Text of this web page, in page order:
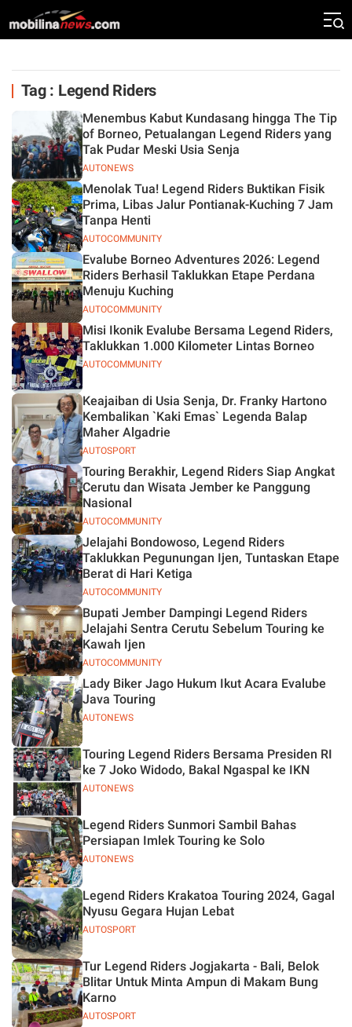
Tag : Legend Riders
AUTONEWS
Menembus Kabut Kundasang hingga The Tip
of Borneo, Petualangan Legend Riders yang
Tak Pudar Meski Usia Senja
AUTOCOMMUNITY
Menolak Tua! Legend Riders Buktikan Fisik
Prima, Libas Jalur Pontianak-Kuching 7 Jam
Tanpa Henti
AUTOCOMMUNITY
Evalube Borneo Adventures 2026: Legend
Riders Berhasil Taklukkan Etape Perdana
Menuju Kuching
AUTOCOMMUNITY
Misi Ikonik Evalube Bersama Legend Riders,
Taklukkan 1.000 Kilometer Lintas Borneo
AUTOSPORT
Keajaiban di Usia Senja, Dr. Franky Hartono
Kembalikan `Kaki Emas` Legenda Balap
Maher Algadrie
AUTOCOMMUNITY
Touring Berakhir, Legend Riders Siap Angkat
Cerutu dan Wisata Jember ke Panggung
Nasional
AUTOCOMMUNITY
Jelajahi Bondowoso, Legend Riders
Taklukkan Pegunungan Ijen, Tuntaskan Etape
Berat di Hari Ketiga
AUTOCOMMUNITY
Bupati Jember Dampingi Legend Riders
Jelajahi Sentra Cerutu Sebelum Touring ke
Kawah Ijen
AUTONEWS
Lady Biker Jago Hukum Ikut Acara Evalube
Java Touring
AUTONEWS
Touring Legend Riders Bersama Presiden RI
ke 7 Joko Widodo, Bakal Ngaspal ke IKN
AUTONEWS
Legend Riders Sunmori Sambil Bahas
Persiapan Imlek Touring ke Solo
AUTOSPORT
Legend Riders Krakatoa Touring 2024, Gagal
Nyusu Gegara Hujan Lebat
AUTOSPORT
Tur Legend Riders Jogjakarta - Bali, Belok
Blitar Untuk Minta Ampun di Makam Bung
Karno